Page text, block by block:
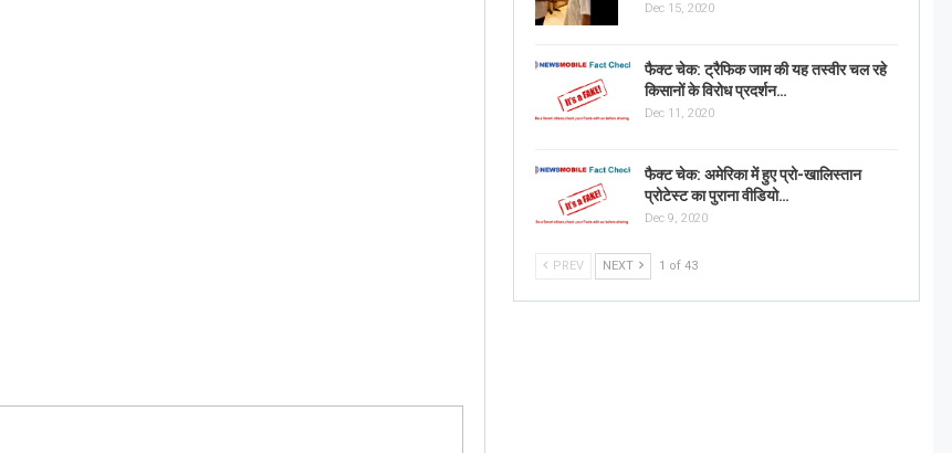
Dec 15, 2020
फैक्ट चेक: ट्रैफिक जाम की यह तस्वीर चल रहे
किसानों के विरोध प्रदर्शन…
Dec 11, 2020
फैक्ट चेक: अमेरिका में हुए प्रो-खालिस्तान
प्रोटेस्ट का पुराना वीडियो…
Dec 9, 2020
PREV NEXT 1 of 43